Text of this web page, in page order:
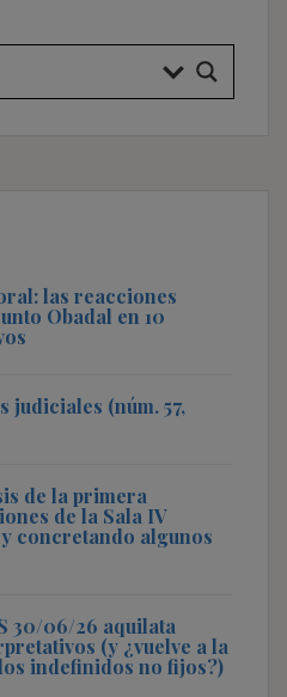
las reacciones
Obadal en 10
judiciales (núm. 57,
de la primera
de la Sala IV
concretando algunos
30/06/26 aquilata
(y ¿vuelve a la
indefinidos no fijos?)